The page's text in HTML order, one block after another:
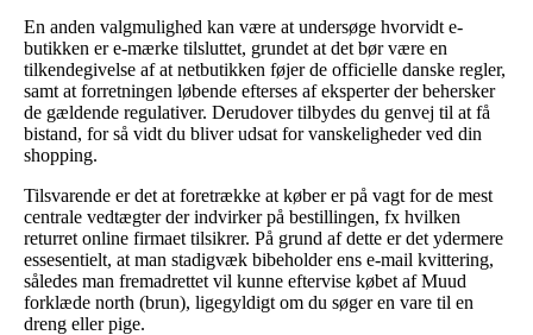
En anden valgmulighed kan være at undersøge hvorvidt e-
butikken er e-mærke tilsluttet, grundet at det bør være en
tilkendegivelse af at netbutikken føjer de officielle danske regler,
samt at forretningen løbende efterses af eksperter der behersker
de gældende regulativer. Derudover tilbydes du genvej til at få
bistand, for så vidt du bliver udsat for vanskeligheder ved din
shopping.
Tilsvarende er det at foretrække at køber er på vagt for de mest
centrale vedtægter der indvirker på bestillingen, fx hvilken
returret online firmaet tilsikrer. På grund af dette er det ydermere
essesentielt, at man stadigvæk bibeholder ens e-mail kvittering,
således man fremadrettet vil kunne eftervise købet af Muud
forklæde north (brun), ligegyldigt om du søger en vare til en
dreng eller pige.